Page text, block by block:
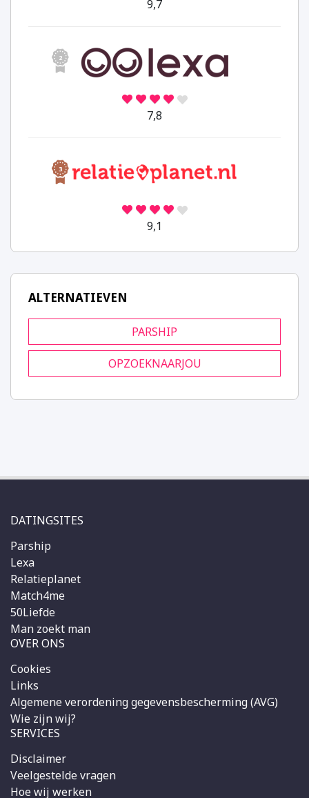
9,7
2
7,8
3
9,1
ALTERNATIEVEN
PARSHIP
OPZOEKNAARJOU
DATINGSITES
Parship
Lexa
Relatieplanet
Match4me
50Liefde
Man zoekt man
OVER ONS
Cookies
Links
Algemene verordening gegevensbescherming (AVG)
Wie zijn wij?
SERVICES
Disclaimer
Veelgestelde vragen
Hoe wij werken